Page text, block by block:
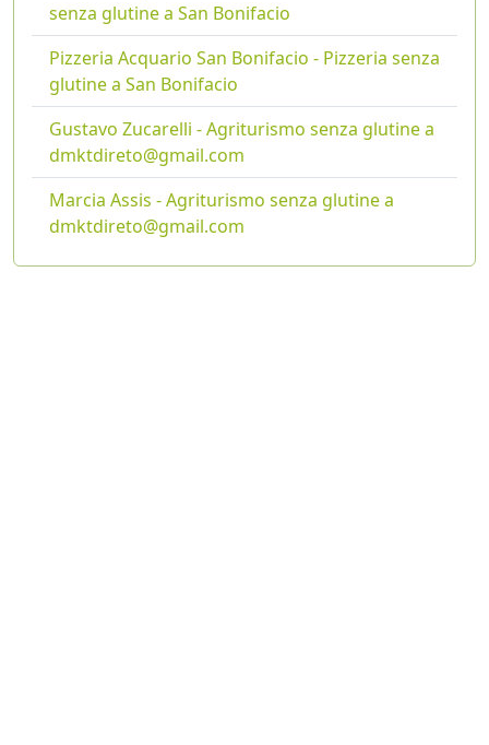
senza glutine a San Bonifacio
Pizzeria Acquario San Bonifacio - Pizzeria senza
glutine a San Bonifacio
Gustavo Zucarelli - Agriturismo senza glutine a
dmktdireto@gmail.com
Marcia Assis - Agriturismo senza glutine a
dmktdireto@gmail.com